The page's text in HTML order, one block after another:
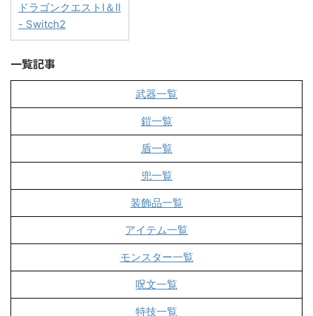
ドラゴンクエストI＆II
- Switch2
一覧記事
武器一覧
鎧一覧
盾一覧
兜一覧
装飾品一覧
アイテム一覧
モンスター一覧
呪文一覧
特技一覧